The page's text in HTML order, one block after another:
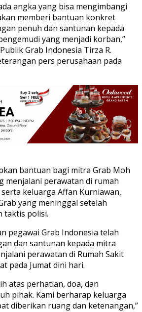
angka yang bisa mengimbangi
memberi bantuan konkret
penuh dan santunan kepada
yang menjadi korban,”
Grab Indonesia Tirza R.
pers perusahaan pada
bantuan bagi mitra Grab Moh
menjalani perawatan di rumah
keluarga Affan Kurniawan,
yang meninggal setelah
taktis polisi.
pegawai Grab Indonesia telah
dan santunan kepada mitra
perawatan di Rumah Sakit
pada Jumat dini hari.
atas perhatian, doa, dan
pihak. Kami berharap keluarga
diberikan ruang dan ketenangan,”